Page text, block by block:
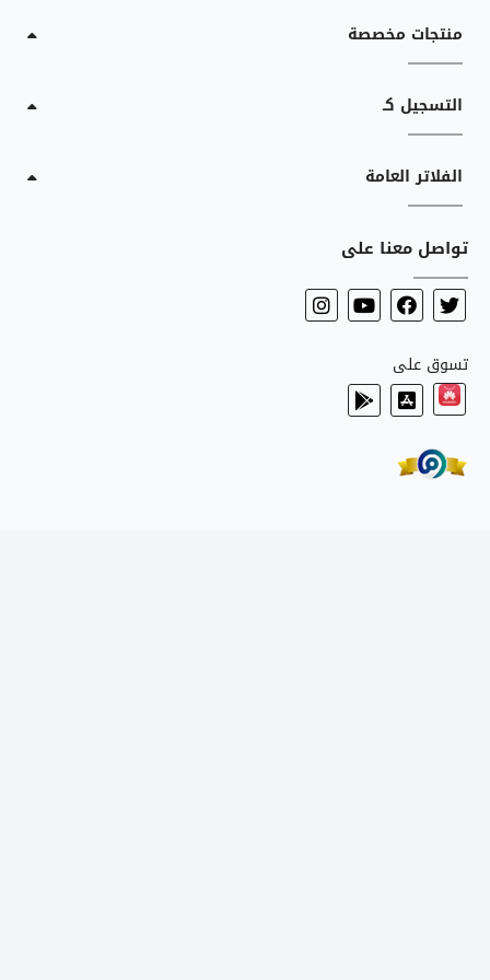
منتجات مخصصة
التسجيل كـ
الفلاتر العامة
تواصل معنا على
تسوق على